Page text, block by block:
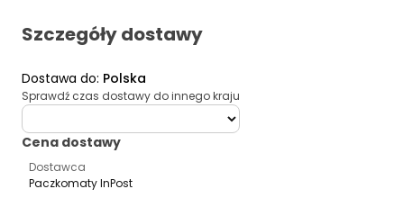
Szczegóły dostawy
Dostawa do: Polska
Sprawdź czas dostawy do innego kraju
deliveryCountry
Cena dostawy
Dostawca
Paczkomaty InPost